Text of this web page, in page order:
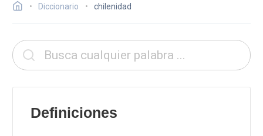
Diccionario chilenidad
Definiciones